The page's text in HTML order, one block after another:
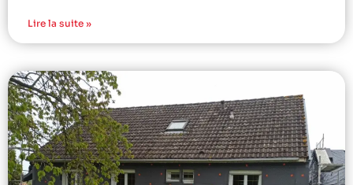
Lire la suite »